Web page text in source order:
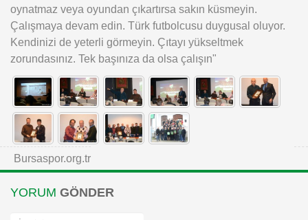
oynatmaz veya oyundan çıkartırsa sakın küsmeyin.
Çalışmaya devam edin. Türk futbolcusu duygusal oluyor.
Kendinizi de yeterli görmeyin. Çıtayı yükseltmek
zorundasınız. Tek başınıza da olsa çalışın"
Bursaspor.org.tr
YORUM GÖNDER